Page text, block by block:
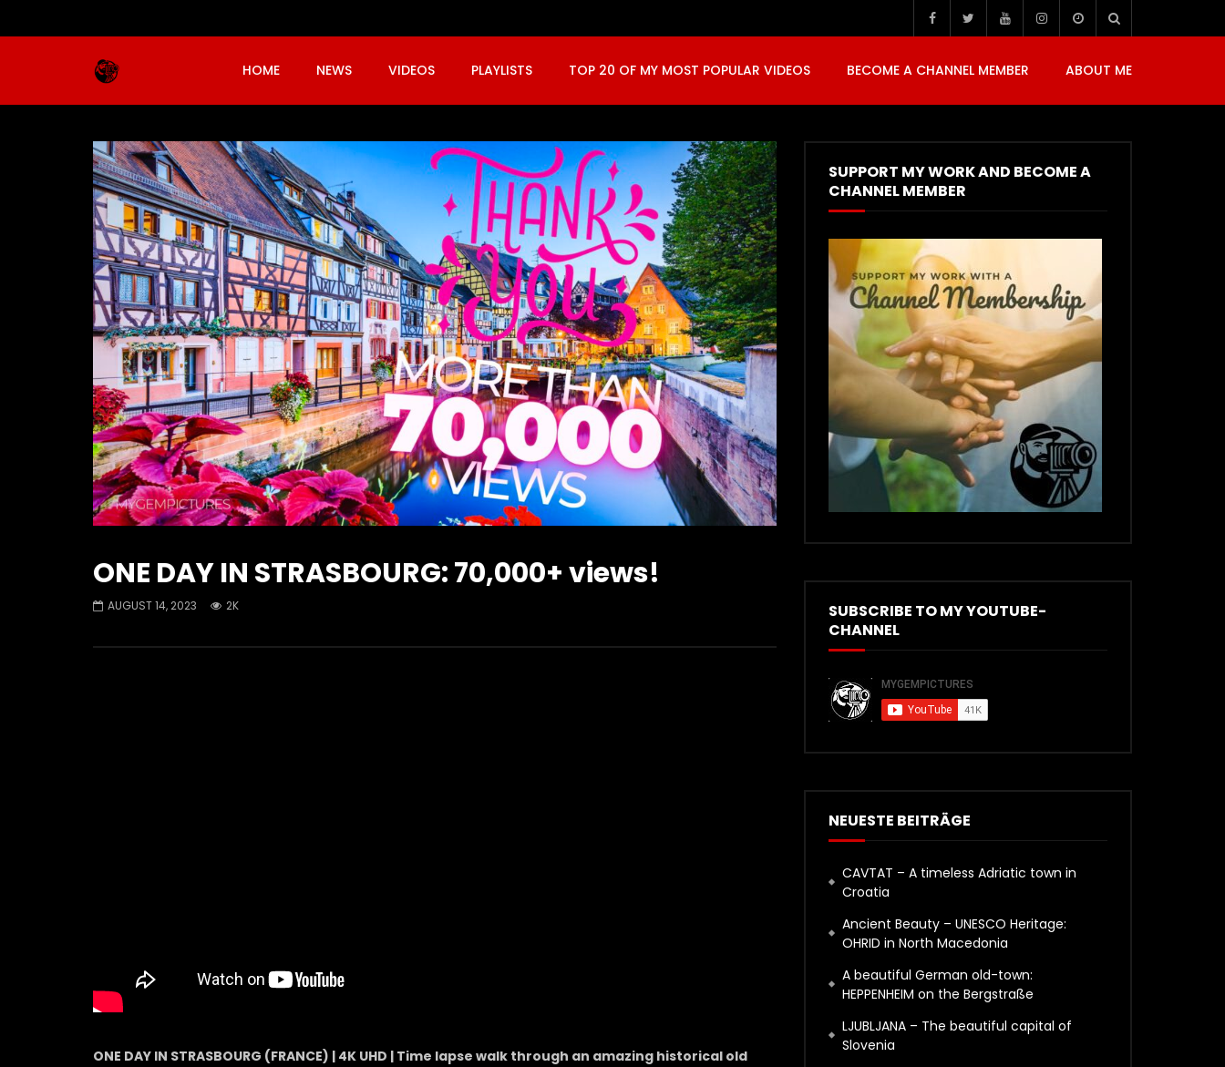
HOME NEWS VIDEOS PLAYLISTS TOP 20 OF MY MOST POPULAR VIDEOS BECOME A CHANNEL MEMBER ABOUT ME
ONE DAY IN STRASBOURG: 70,000+ views!
AUGUST 14, 2023 2K
ONE DAY IN STRASBOURG (FRANCE) | 4K UHD | Time lapse walk through an amazing historical old
SUPPORT MY WORK AND BECOME A
CHANNEL MEMBER
SUBSCRIBE TO MY YOUTUBE-
CHANNEL
NEUESTE BEITRÄGE
CAVTAT – A timeless Adriatic town in
Croatia
Ancient Beauty – UNESCO Heritage:
OHRID in North Macedonia
A beautiful German old-town:
HEPPENHEIM on the Bergstraße
LJUBLJANA – The beautiful capital of
Slovenia